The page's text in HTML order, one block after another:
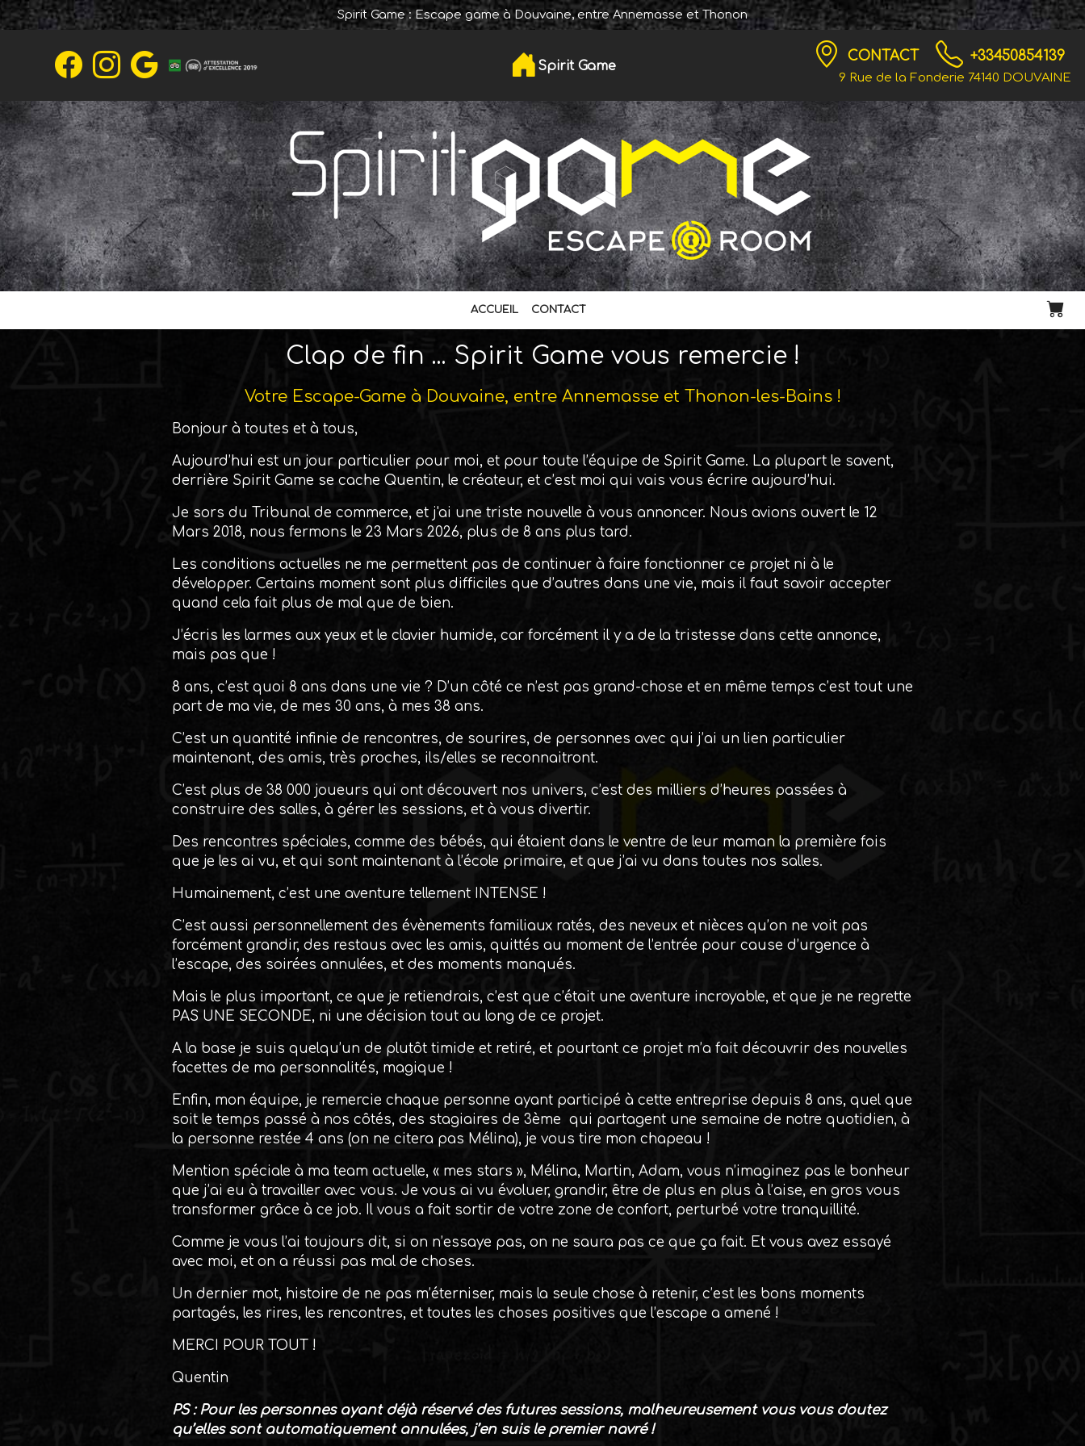
Spirit Game : Escape game à Douvaine, entre Annemasse et Thonon
Spirit Game
CONTACT +33450854139
9 Rue de la Fonderie 74140 DOUVAINE
ACCUEIL CONTACT
Clap de fin ... Spirit Game vous remercie !
Votre Escape-Game à Douvaine, entre Annemasse et Thonon-les-Bains !
Bonjour à toutes et à tous,
Aujourd’hui est un jour particulier pour moi, et pour toute l’équipe de Spirit Game. La plupart le savent,
derrière Spirit Game se cache Quentin, le créateur, et c’est moi qui vais vous écrire aujourd’hui.
Je sors du Tribunal de commerce, et j'ai une triste nouvelle à vous annoncer. Nous avions ouvert le 12
Mars 2018, nous fermons le 23 Mars 2026, plus de 8 ans plus tard.
Les conditions actuelles ne me permettent pas de continuer à faire fonctionner ce projet ni à le
développer. Certains moment sont plus difficiles que d’autres dans une vie, mais il faut savoir accepter
quand cela fait plus de mal que de bien.
J’écris les larmes aux yeux et le clavier humide, car forcément il y a de la tristesse dans cette annonce,
mais pas que !
8 ans, c’est quoi 8 ans dans une vie ? D’un côté ce n’est pas grand-chose et en même temps c’est tout une
part de ma vie, de mes 30 ans, à mes 38 ans.
C’est un quantité infinie de rencontres, de sourires, de personnes avec qui j’ai un lien particulier
maintenant, des amis, très proches, ils/elles se reconnaitront.
C’est plus de 38 000 joueurs qui ont découvert nos univers, c’est des milliers d’heures passées à
construire des salles, à gérer les sessions, et à vous divertir.
Des rencontres spéciales, comme des bébés, qui étaient dans le ventre de leur maman la première fois
que je les ai vu, et qui sont maintenant à l’école primaire, et que j’ai vu dans toutes nos salles.
Humainement, c’est une aventure tellement INTENSE !
C’est aussi personnellement des évènements familiaux ratés, des neveux et nièces qu’on ne voit pas
forcément grandir, des restaus avec les amis, quittés au moment de l’entrée pour cause d’urgence à
l’escape, des soirées annulées, et des moments manqués.
Mais le plus important, ce que je retiendrais, c’est que c’était une aventure incroyable, et que je ne regrette
PAS UNE SECONDE, ni une décision tout au long de ce projet.
A la base je suis quelqu’un de plutôt timide et retiré, et pourtant ce projet m’a fait découvrir des nouvelles
facettes de ma personnalités, magique !
Enfin, mon équipe, je remercie chaque personne ayant participé à cette entreprise depuis 8 ans, quel que
soit le temps passé à nos côtés, des stagiaires de 3ème qui partagent une semaine de notre quotidien, à
la personne restée 4 ans (on ne citera pas Mélina), je vous tire mon chapeau !
Mention spéciale à ma team actuelle, « mes stars », Mélina, Martin, Adam, vous n’imaginez pas le bonheur
que j’ai eu à travailler avec vous. Je vous ai vu évoluer, grandir, être de plus en plus à l’aise, en gros vous
transformer grâce à ce job. Il vous a fait sortir de votre zone de confort, perturbé votre tranquillité.
Comme je vous l’ai toujours dit, si on n’essaye pas, on ne saura pas ce que ça fait. Et vous avez essayé
avec moi, et on a réussi pas mal de choses.
Un dernier mot, histoire de ne pas m’éterniser, mais la seule chose à retenir, c’est les bons moments
partagés, les rires, les rencontres, et toutes les choses positives que l’escape a amené !
MERCI POUR TOUT !
Quentin
PS : Pour les personnes ayant déjà réservé des futures sessions, malheureusement vous vous doutez
qu’elles sont automatiquement annulées, j’en suis le premier navré !